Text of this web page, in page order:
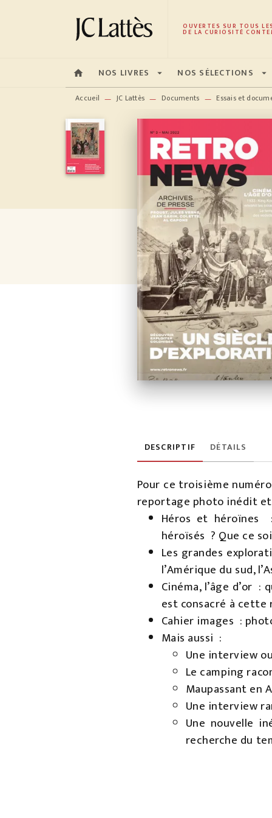
MENU RECHERCHE CONTENU
OUVERTES SUR TOUS
DE LA CURIOSITÉ
home NOS LIVRES arrow_drop_down NOS SÉLECTIONS arrow_drop_down
Accueil — JC Lattès — Documents — Essais et
DESCRIPTIF DÉTAILS
Pour ce troisième
reportage photo inédit et
Héros et héroïnes
héroïsés ? Que ce
Les grandes
l’Amérique du sud,
Cinéma, l’âge d’or :
est consacré à cette
Cahier images :
Mais aussi :
Une interview
Le camping
Maupassant en
Une interview
Une nouvelle
recherche du